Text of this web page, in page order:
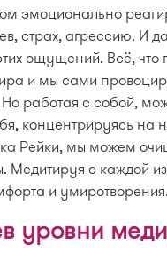
эмоционально
страх, агрессию. И
ощущений. Всё,
и мы сами
работая с собой,
концентрируясь
Рейки, мы можем
Медитируя с каждой
и умиротворения.
уровни